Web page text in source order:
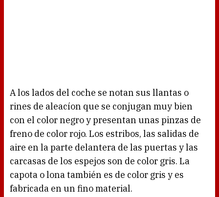
A los lados del coche se notan sus llantas o
rines de aleacíon que se conjugan muy bien
con el color negro y presentan unas pinzas de
freno de color rojo. Los estribos, las salidas de
aire en la parte delantera de las puertas y las
carcasas de los espejos son de color gris. La
capota o lona también es de color gris y es
fabricada en un fino material.